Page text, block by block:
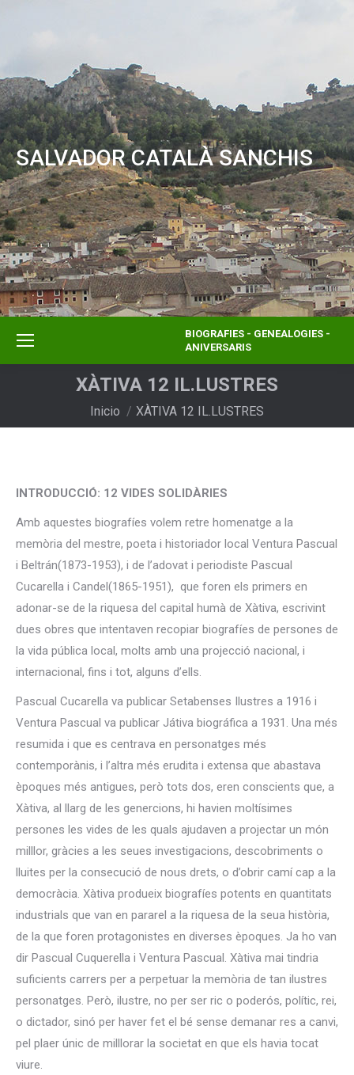
SALVADOR CATALÀ SANCHIS
BIOGRAFIES - GENEALOGIES -
ANIVERSARIS
XÀTIVA 12 IL.LUSTRES
Estás aquí:
Inicio XÀTIVA 12 IL.LUSTRES
INTRODUCCIÓ: 12 VIDES SOLIDÀRIES
Amb aquestes biografíes volem retre homenatge a la
memòria del mestre, poeta i historiador local Ventura Pascual
i Beltrán(1873-1953), i de l’adovat i periodiste Pascual
Cucarella i Candel(1865-1951), que foren els primers en
adonar-se de la riquesa del capital humà de Xàtiva, escrivint
dues obres que intentaven recopiar biografíes de persones de
la vida pública local, molts amb una projecció nacional, i
internacional, fins i tot, alguns d’ells.
Pascual Cucarella va publicar Setabenses Ilustres a 1916 i
Ventura Pascual va publicar Játiva biográfica a 1931. Una més
resumida i que es centrava en personatges més
contemporànis, i l’altra més erudita i extensa que abastava
èpoques més antigues, però tots dos, eren conscients que, a
Xàtiva, al llarg de les genercions, hi havien moltísimes
persones les vides de les quals ajudaven a projectar un món
milllor, gràcies a les seues investigacions, descobriments o
lluites per la consecució de nous drets, o d’obrir camí cap a la
democràcia. Xàtiva produeix biografíes potents en quantitats
industrials que van en pararel a la riquesa de la seua història,
de la que foren protagonistes en diverses èpoques. Ja ho van
dir Pascual Cuquerella i Ventura Pascual. Xàtiva mai tindria
suficients carrers per a perpetuar la memòria de tan ilustres
personatges. Però, ilustre, no per ser ric o poderós, polític, rei,
o dictador, sinó per haver fet el bé sense demanar res a canvi,
pel plaer únic de milllorar la societat en que els havia tocat
viure.